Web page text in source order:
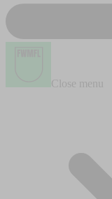
Close menu